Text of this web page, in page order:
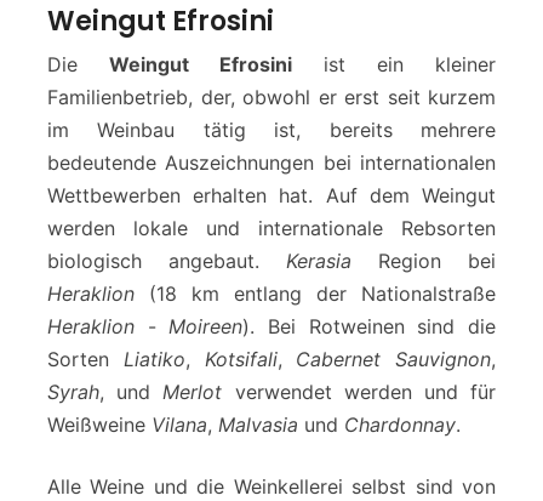
Weingut Efrosini
Die Weingut Efrosini ist ein kleiner
Familienbetrieb, der, obwohl er erst seit kurzem
im Weinbau tätig ist, bereits mehrere
bedeutende Auszeichnungen bei internationalen
Wettbewerben erhalten hat. Auf dem Weingut
werden lokale und internationale Rebsorten
biologisch angebaut. Kerasia Region bei
Heraklion (18 km entlang der Nationalstraße
Heraklion -Moireen). Bei Rotweinen sind die
Sorten Liatiko, Kotsifali, Cabernet Sauvignon,
Syrah, undMerlot verwendet werden und für
Weißweine Vilana, Malvasia und Chardonnay.
Alle Weine und die Weinkellerei selbst sind von